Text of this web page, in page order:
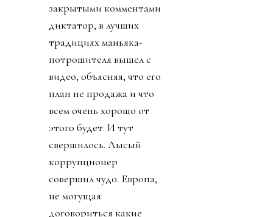
закрытыми комментами
диктатор, в лучших
традициях маньяка-
потрошителя вышел с
видео, объясняя, что его
план не продажа и что
всем очень хорошо от
этого будет. И тут
свершилось. Лысый
коррупционер
совершил чудо. Европа,
не могущая
договориться какие